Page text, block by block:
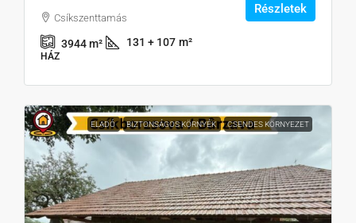
Csíkszenttamás
3944m² 131 + 107 m²
HÁZ
Részletek
ELADÓ BIZTONSÁGOS KÖRNYÉK CSENDES KÖRNYEZET